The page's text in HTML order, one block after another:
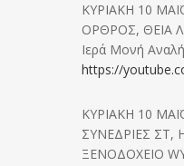
ΚΥΡΙΑΚΗ 10
ΟΡΘΡΟΣ, ΘΕΙΑ
Ιερά Μονή
https://
ΚΥΡΙΑΚΗ 10
ΣΥΝΕΔΡΙΕΣ ΣΤ,
ΞΕΝΟΔΟΧΕΙΟ